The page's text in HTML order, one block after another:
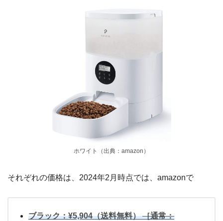
ホワイト（出典：amazon）
それぞれの価格は、2024年2月時点では、amazonで
ブラック：¥5,904（送料無料）［通常：